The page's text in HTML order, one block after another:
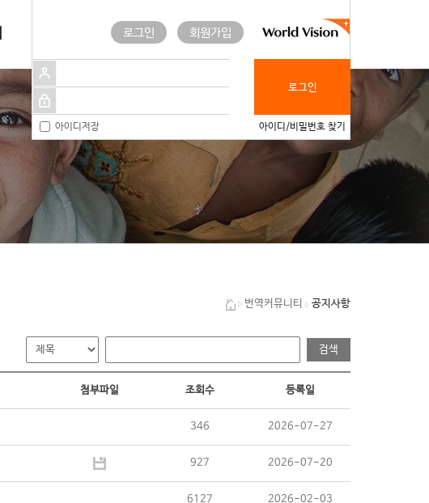
로그인 회원가입
로그인
아이디저장 아이디/비밀번호 찾기
번역커뮤니티 공지사항
검색
첨부파일 조회수 등록일
346 2026-07-27
927 2026-07-20
6127 2026-02-03